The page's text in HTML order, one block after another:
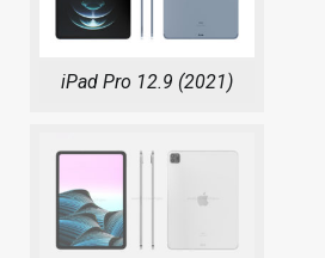
iPad Pro 12.9 (2021)